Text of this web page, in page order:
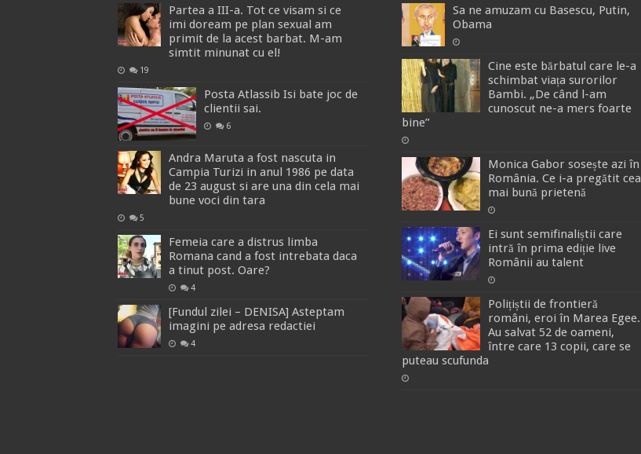
Partea a III-a. Tot ce visam si ce
imi doream pe plan sexual am
primit de la acest barbat. M-am
simtit minunat cu el!
19
Posta Atlassib Isi bate joc de
clientii sai.
6
Andra Maruta a fost nascuta in
Campia Turizi in anul 1986 pe data
de 23 august si are una din cela mai
bune voci din tara
5
Femeia care a distrus limba
Romana cand a fost intrebata daca
a tinut post. Oare?
4
[Fundul zilei – DENISA] Asteptam
imagini pe adresa redactiei
4
Sa ne amuzam cu Basescu, Putin,
Obama
Cine este bărbatul care le-a
schimbat viața surorilor
Bambi. „De când l-am
cunoscut ne-a mers foarte
bine”
Monica Gabor sosește azi în
România. Ce i-a pregătit cea
mai bună prietenă
Ei sunt semifinaliștii care
intră în prima ediție live
Românii au talent
Polițiștii de frontieră
români, eroi în Marea Egee.
Au salvat 52 de oameni,
între care 13 copii, care se
puteau scufunda